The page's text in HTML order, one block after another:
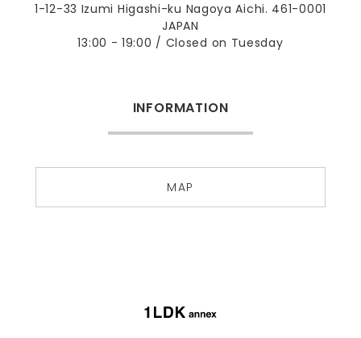
1-12-33 Izumi Higashi-ku Nagoya Aichi. 461-0001
JAPAN
13:00 - 19:00 / Closed on Tuesday
INFORMATION
MAP